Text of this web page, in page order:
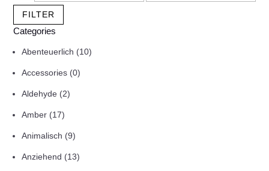
Preis
FILTER
Categories
Abenteuerlich (10)
Accessories (0)
Aldehyde (2)
Amber (17)
Animalisch (9)
Anziehend (13)